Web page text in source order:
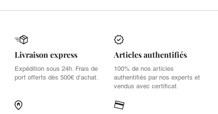
Livraison express
Expédition sous 24h. Frais de
port offerts dès 500€ d’achat.
Articles authentifiés
100% de nos articles
authentifiés par nos experts et
vendus avec certificat.